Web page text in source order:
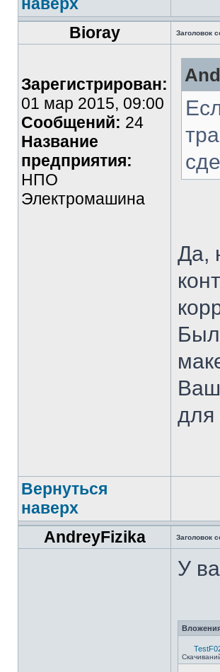
Bioray
Заголовок
Зарегистрирован:
01 мар 2015, 09:00
Сообщений: 24
Название
предприятия:
НПО
Электромашина
Да,
для
Вернуться
наверх
AndreyFizika
Заголовок
У